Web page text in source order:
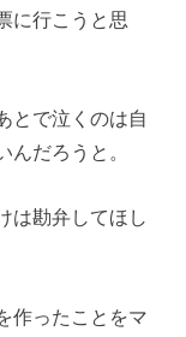
に行こうと思
とで泣くのは自
だろうと。
は勘弁してほし
作ったことをマ